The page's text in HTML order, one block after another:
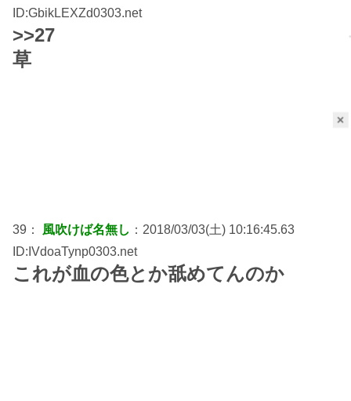
×
ID:GbikLEXZd0303.net
>>27
草
39： 風吹けば名無し ：2018/03/03(土) 10:16:45.63
ID:IVdoaTynp0303.net
これが血の色とか舐めてんのか